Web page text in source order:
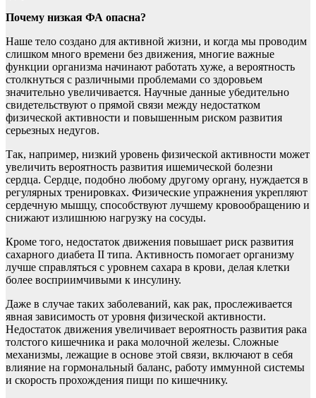
Почему низкая ФА опасна?
Наше тело создано для активной жизни, и когда мы проводим
слишком много времени без движения, многие важные
функции организма начинают работать хуже, а вероятность
столкнуться с различными проблемами со здоровьем
значительно увеличивается. Научные данные убедительно
свидетельствуют о прямой связи между недостатком
физической активности и повышенным риском развития
серьезных недугов.
Так, например, низкий уровень физической активности может
увеличить вероятность развития ишемической болезни
сердца. Сердце, подобно любому другому органу, нуждается в
регулярных тренировках. Физические упражнения укрепляют
сердечную мышцу, способствуют лучшему кровообращению и
снижают излишнюю нагрузку на сосуды.
Кроме того, недостаток движения повышает риск развития
сахарного диабета II типа. Активность помогает организму
лучше справляться с уровнем сахара в крови, делая клетки
более восприимчивыми к инсулину.
Даже в случае таких заболеваний, как рак, прослеживается
явная зависимость от уровня физической активности.
Недостаток движения увеличивает вероятность развития рака
толстого кишечника и рака молочной железы. Сложные
механизмы, лежащие в основе этой связи, включают в себя
влияние на гормональный баланс, работу иммунной системы
и скорость прохождения пищи по кишечнику.